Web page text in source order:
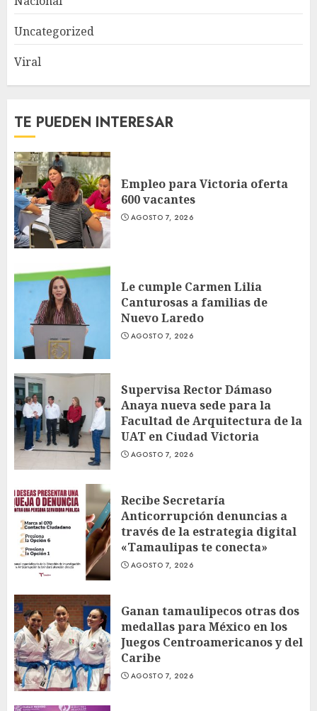
Uncategorized
Viral
TE PUEDEN INTERESAR
Empleo para Victoria oferta
600 vacantes
AGOSTO 7, 2026
Le cumple Carmen Lilia
Canturosas a familias de
Nuevo Laredo
AGOSTO 7, 2026
Supervisa Rector Dámaso
Anaya nueva sede para la
Facultad de Arquitectura de la
UAT en Ciudad Victoria
AGOSTO 7, 2026
Recibe Secretaría
Anticorrupción denuncias a
través de la estrategia digital
«Tamaulipas te conecta»
AGOSTO 7, 2026
Ganan tamaulipecos otras dos
medallas para México en los
Juegos Centroamericanos y del
Caribe
AGOSTO 7, 2026